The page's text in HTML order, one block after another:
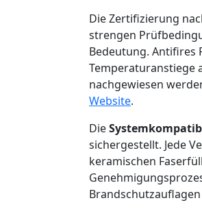
Die Zertifizierung
strengen
Bedeutung. Antifires
Temperaturanstiege
nachgewiesen
Website.
Die
sichergestellt. Jede
keramischen